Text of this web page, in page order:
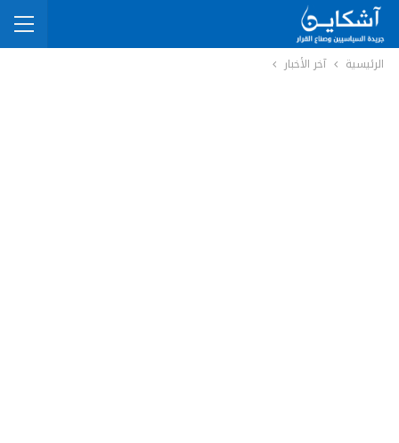
الرئيسية آخر الأخبار